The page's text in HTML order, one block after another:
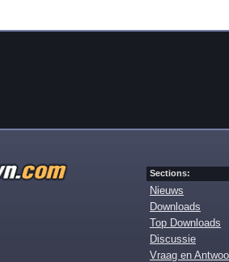
Sections:
Nieuws
Downloads
Top Downloads
Discussie
Vraag en